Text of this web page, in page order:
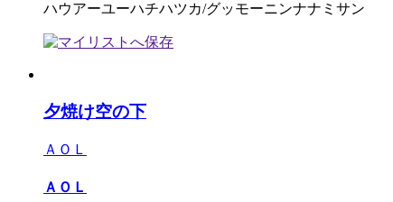
ハウアーユーハチハツカ/グッモーニンナナミサン
夕焼け空の下
ＡＯＬ
ＡＯＬ